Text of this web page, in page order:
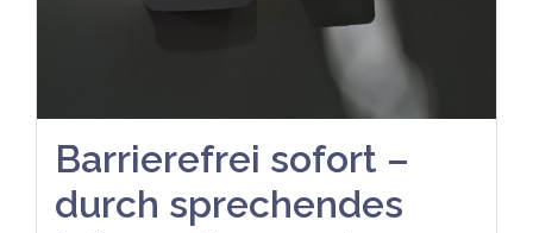
Barrierefrei sofort –
durch sprechendes